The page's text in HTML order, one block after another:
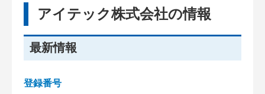
アイテック株式会社の情報
最新情報
登録番号